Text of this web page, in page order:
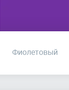
Фиолетовый